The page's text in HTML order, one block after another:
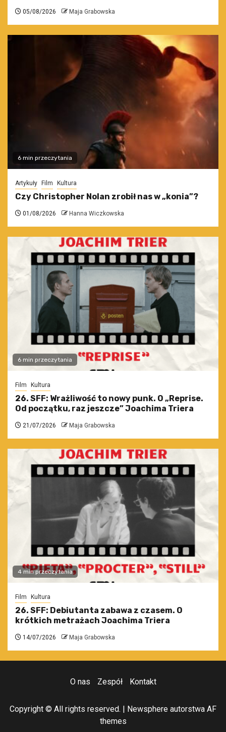
05/08/2026 Maja Grabowska
6 min przeczytania
Artykuły Film Kultura
Czy Christopher Nolan zrobił nas w „konia”?
01/08/2026 Hanna Wiczkowska
6 min przeczytania
Film Kultura
26. SFF: Wrażliwość to nowy punk. O „Reprise.
Od początku, raz jeszcze” Joachima Triera
21/07/2026 Maja Grabowska
4 min przeczytania
Film Kultura
26. SFF: Debiutanta zabawa z czasem. O
krótkich metrażach Joachima Triera
14/07/2026 Maja Grabowska
O nas Zespół Kontakt
Copyright © All rights reserved. | Newsphere autorstwa AF
themes